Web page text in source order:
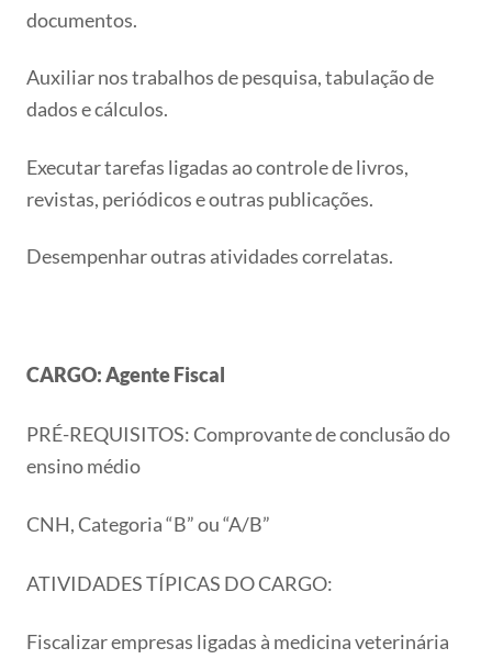
documentos.
Auxiliar nos trabalhos de pesquisa, tabulação de
dados e cálculos.
Executar tarefas ligadas ao controle de livros,
revistas, periódicos e outras publicações.
Desempenhar outras atividades correlatas.
CARGO: Agente Fiscal
PRÉ-REQUISITOS: Comprovante de conclusão do
ensino médio
CNH, Categoria “B” ou “A/B”
ATIVIDADES TÍPICAS DO CARGO:
Fiscalizar empresas ligadas à medicina veterinária